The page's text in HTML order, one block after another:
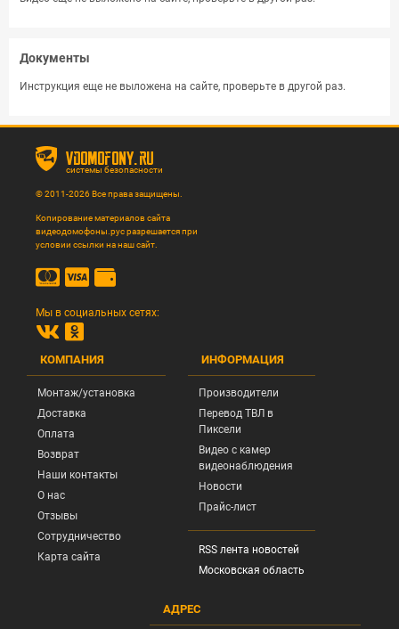
Документы
Инструкция еще не выложена на сайте, проверьте в другой раз.
vdomofony.ru
системы безопасности
© 2011-2026 Все права защищены.
Копирование материалов сайта
видеодомофоны.рус разрешается при
условии ссылки на наш сайт.
Мы в социальных сетях:
КОМПАНИЯ
Монтаж/установка
Доставка
Оплата
Возврат
Наши контакты
О нас
Отзывы
Сотрудничество
Карта сайта
ИНФОРМАЦИЯ
Производители
Перевод ТВЛ в
Пиксели
Видео с камер
видеонаблюдения
Новости
Прайс-лист
RSS лента новостей
Московская область
АДРЕС